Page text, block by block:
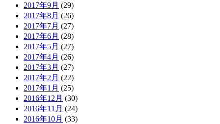
2017年9月 (29)
2017年8月 (26)
2017年7月 (27)
2017年6月 (28)
2017年5月 (27)
2017年4月 (26)
2017年3月 (27)
2017年2月 (22)
2017年1月 (25)
2016年12月 (30)
2016年11月 (24)
2016年10月 (33)